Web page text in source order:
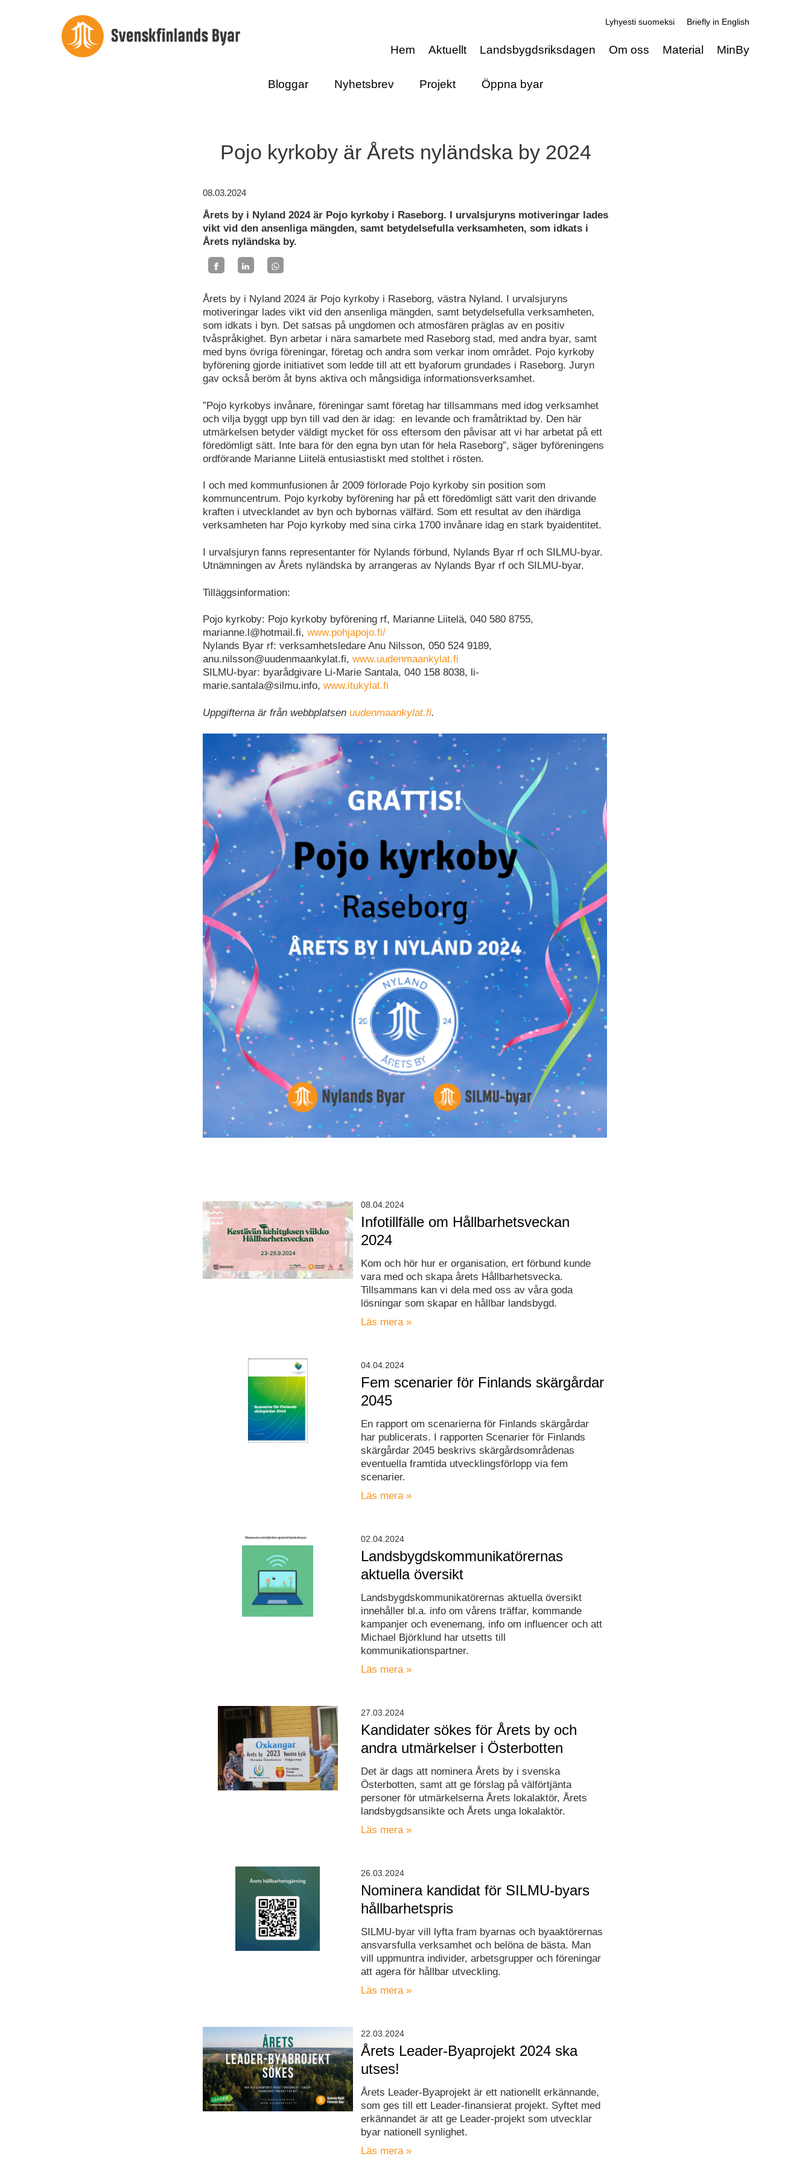
Lyhyesti suomeksi Briefly in English
Hem Aktuellt Landsbygdsriksdagen Om oss Material MinBy
Bloggar Nyhetsbrev Projekt Öppna byar
Pojo kyrkoby är Årets nyländska by 2024
08.03.2024
Årets by i Nyland 2024 är Pojo kyrkoby i Raseborg. I urvalsjuryns motiveringar lades
vikt vid den ansenliga mängden, samt betydelsefulla verksamheten, som idkats i
Årets nyländska by.
Årets by i Nyland 2024 är Pojo kyrkoby i Raseborg, västra Nyland. I urvalsjuryns
motiveringar lades vikt vid den ansenliga mängden, samt betydelsefulla verksamheten,
som idkats i byn. Det satsas på ungdomen och atmosfären präglas av en positiv
tvåspråkighet. Byn arbetar i nära samarbete med Raseborg stad, med andra byar, samt
med byns övriga föreningar, företag och andra som verkar inom området. Pojo kyrkoby
byförening gjorde initiativet som ledde till att ett byaforum grundades i Raseborg. Juryn
gav också beröm åt byns aktiva och mångsidiga informationsverksamhet.
”Pojo kyrkobys invånare, föreningar samt företag har tillsammans med idog verksamhet
och vilja byggt upp byn till vad den är idag: en levande och framåtriktad by. Den här
utmärkelsen betyder väldigt mycket för oss eftersom den påvisar att vi har arbetat på ett
föredömligt sätt. Inte bara för den egna byn utan för hela Raseborg”, säger byföreningens
ordförande Marianne Liitelä entusiastiskt med stolthet i rösten.
I och med kommunfusionen år 2009 förlorade Pojo kyrkoby sin position som
kommuncentrum. Pojo kyrkoby byförening har på ett föredömligt sätt varit den drivande
kraften i utvecklandet av byn och bybornas välfärd. Som ett resultat av den ihärdiga
verksamheten har Pojo kyrkoby med sina cirka 1700 invånare idag en stark byaidentitet.
I urvalsjuryn fanns representanter för Nylands förbund, Nylands Byar rf och SILMU-byar.
Utnämningen av Årets nyländska by arrangeras av Nylands Byar rf och SILMU-byar.
Tilläggsinformation:
Pojo kyrkoby: Pojo kyrkoby byförening rf, Marianne Liitelä, 040 580 8755,
marianne.l@hotmail.fi, www.pohjapojo.fi/
Nylands Byar rf: verksamhetsledare Anu Nilsson, 050 524 9189,
anu.nilsson@uudenmaankylat.fi, www.uudenmaankylat.fi
SILMU-byar: byarådgivare Li-Marie Santala, 040 158 8038, li-
marie.santala@silmu.info, www.itukylat.fi
Uppgifterna är från webbplatsen uudenmaankylat.fi.
Infotillfälle om Hållbarhetsveckan
2024
Kom och hör hur er organisation, ert förbund kunde
vara med och skapa årets Hållbarhetsvecka.
Tillsammans kan vi dela med oss av våra goda
lösningar som skapar en hållbar landsbygd.
Läs mera »
08.04.2024
Fem scenarier för Finlands skärgårdar
2045
En rapport om scenarierna för Finlands skärgårdar
har publicerats. I rapporten Scenarier för Finlands
skärgårdar 2045 beskrivs skärgårdsområdenas
eventuella framtida utvecklingsförlopp via fem
scenarier.
Läs mera »
04.04.2024
Landsbygdskommunikatörernas
aktuella översikt
Landsbygdskommunikatörernas aktuella översikt
innehåller bl.a. info om vårens träffar, kommande
kampanjer och evenemang, info om influencer och att
Michael Björklund har utsetts till
kommunikationspartner.
Läs mera »
02.04.2024
Kandidater sökes för Årets by och
andra utmärkelser i Österbotten
Det är dags att nominera Årets by i svenska
Österbotten, samt att ge förslag på välförtjänta
personer för utmärkelserna Årets lokalaktör, Årets
landsbygdsansikte och Årets unga lokalaktör.
Läs mera »
27.03.2024
Nominera kandidat för SILMU-byars
hållbarhetspris
SILMU-byar vill lyfta fram byarnas och byaaktörernas
ansvarsfulla verksamhet och belöna de bästa. Man
vill uppmuntra individer, arbetsgrupper och föreningar
att agera för hållbar utveckling.
Läs mera »
26.03.2024
Årets Leader-Byaprojekt 2024 ska
utses!
Årets Leader-Byaprojekt är ett nationellt erkännande,
som ges till ett Leader-finansierat projekt. Syftet med
erkännandet är att ge Leader-projekt som utvecklar
byar nationell synlighet.
Läs mera »
22.03.2024